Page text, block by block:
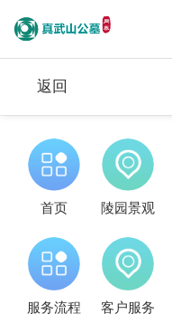
返回
首页 陵园景观
服务流程 客户服务